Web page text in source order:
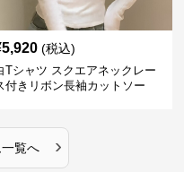
5,920 (税込)
Tシャツ スクエアネックレー
付きリボン長袖カットソー
覧へ ›